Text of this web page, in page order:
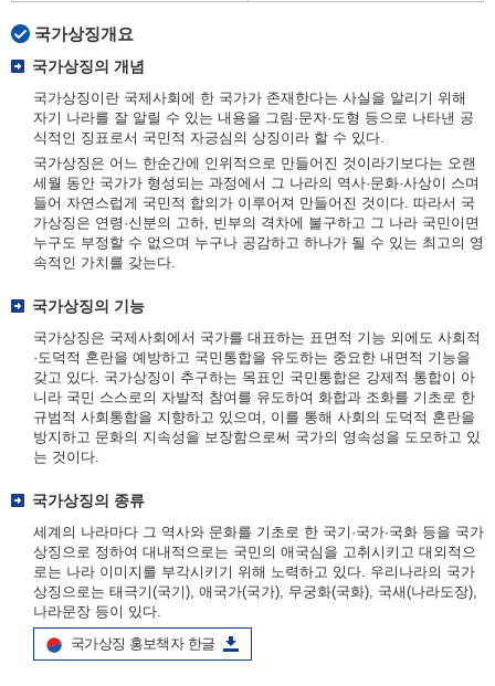
국가상징개요
국가상징의 개념
국가상징이란 국제사회에 한 국가가 존재한다는 사실을 알리기 위해
자기 나라를 잘 알릴 수 있는 내용을 그림·문자·도형 등으로 나타낸 공
식적인 징표로서 국민적 자긍심의 상징이라 할 수 있다.
국가상징은 어느 한순간에 인위적으로 만들어진 것이라기보다는 오랜
세월 동안 국가가 형성되는 과정에서 그 나라의 역사·문화·사상이 스며
들어 자연스럽게 국민적 합의가 이루어져 만들어진 것이다. 따라서 국
가상징은 연령·신분의 고하, 빈부의 격차에 불구하고 그 나라 국민이면
누구도 부정할 수 없으며 누구나 공감하고 하나가 될 수 있는 최고의 영
속적인 가치를 갖는다.
국가상징의 기능
국가상징은 국제사회에서 국가를 대표하는 표면적 기능 외에도 사회적
·도덕적 혼란을 예방하고 국민통합을 유도하는 중요한 내면적 기능을
갖고 있다. 국가상징이 추구하는 목표인 국민통합은 강제적 통합이 아
니라 국민 스스로의 자발적 참여를 유도하여 화합과 조화를 기초로 한
규범적 사회통합을 지향하고 있으며, 이를 통해 사회의 도덕적 혼란을
방지하고 문화의 지속성을 보장함으로써 국가의 영속성을 도모하고 있
는 것이다.
국가상징의 종류
세계의 나라마다 그 역사와 문화를 기초로 한 국기·국가·국화 등을 국가
상징으로 정하여 대내적으로는 국민의 애국심을 고취시키고 대외적으
로는 나라 이미지를 부각시키기 위해 노력하고 있다. 우리나라의 국가
상징으로는 태극기(국기), 애국가(국가), 무궁화(국화), 국새(나라도장),
나라문장 등이 있다.
국가상징 홍보책자 한글